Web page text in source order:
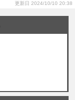
更新日 2024/10/10 20:38